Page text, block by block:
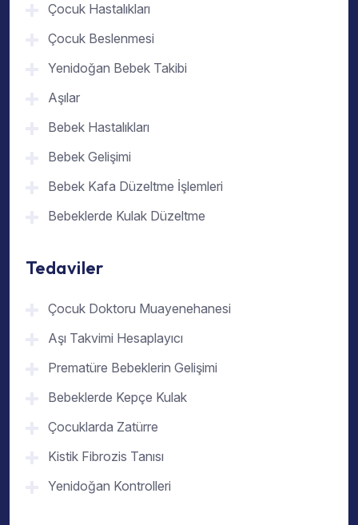
Çocuk Hastalıkları
Çocuk Beslenmesi
Yenidoğan Bebek Takibi
Aşılar
Bebek Hastalıkları
Bebek Gelişimi
Bebek Kafa Düzeltme İşlemleri
Bebeklerde Kulak Düzeltme
Tedaviler
Çocuk Doktoru Muayenehanesi
Aşı Takvimi Hesaplayıcı
Prematüre Bebeklerin Gelişimi
Bebeklerde Kepçe Kulak
Çocuklarda Zatürre
Kistik Fibrozis Tanısı
Yenidoğan Kontrolleri